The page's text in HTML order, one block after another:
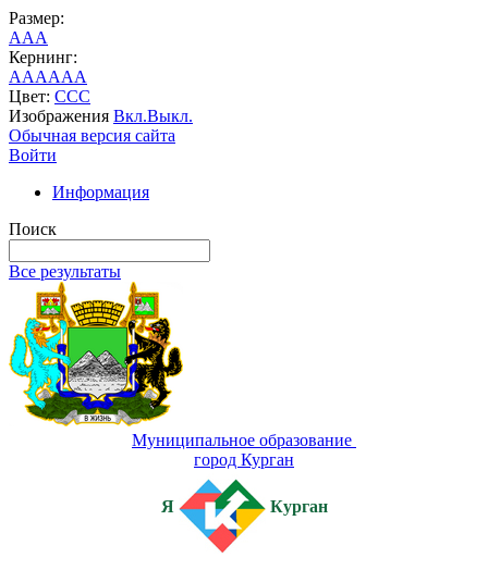
Размер:
AAA
Кернинг:
AAAAAA
Цвет: CCC
Изображения Вкл.Выкл.
Обычная версия сайта
Войти
Информация
Поиск
Все результаты
Муниципальное образование
город Курган
Я Курган